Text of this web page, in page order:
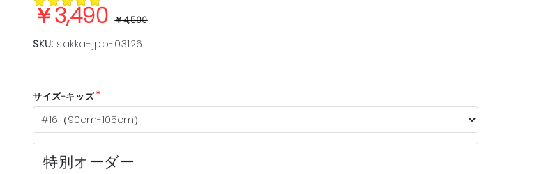
￥3,490￥4,500
SKU: sakka-jpp-03126
サイズ-キッズ
特別オーダー